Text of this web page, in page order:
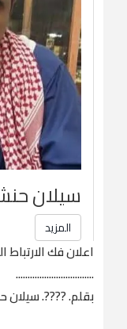
سيلان
المزيد
اعلان فك
.................................
بقلم. ????️.